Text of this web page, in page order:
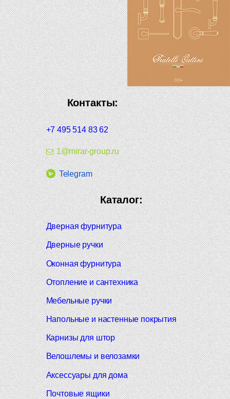
Контакты:
+7 495 514 83 62
1@mirar-group.ru
Telegram
Каталог:
Дверная фурнитура
Дверные ручки
Оконная фурнитура
Отопление и сантехника
Мебельные ручки
Напольные и настенные покрытия
Карнизы для штор
Велошлемы и велозамки
Аксессуары для дома
Почтовые ящики